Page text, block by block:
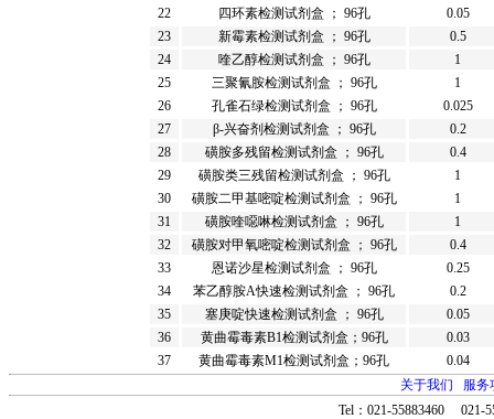
22
四环素检测试剂盒 ； 96孔
0.05
23
新霉素检测试剂盒 ； 96孔
0.5
24
喹乙醇检测试剂盒 ； 96孔
1
25
三聚氰胺检测试剂盒 ； 96孔
1
26
孔雀石绿检测试剂盒 ； 96孔
0.025
27
β-兴奋剂检测试剂盒 ； 96孔
0.2
28
磺胺多残留检测试剂盒 ； 96孔
0.4
29
磺胺类三残留检测试剂盒 ； 96孔
1
30
磺胺二甲基嘧啶检测试剂盒 ； 96孔
1
31
磺胺喹噁啉检测试剂盒 ； 96孔
1
32
磺胺对甲氧嘧啶检测试剂盒 ； 96孔
0.4
33
恩诺沙星检测试剂盒 ； 96孔
0.25
34
苯乙醇胺A快速检测试剂盒 ； 96孔
0.2
35
塞庚啶快速检测试剂盒 ； 96孔
0.05
36
黄曲霉毒素B1检测试剂盒；96孔
0.03
37
黄曲霉毒素M1检测试剂盒；96孔
0.04
关于我们
服务
Tel：021-55883460 021-